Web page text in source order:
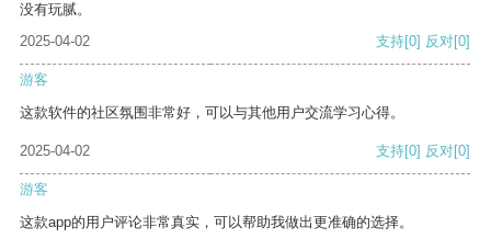
没有玩腻。
2025-04-02
支持[0] 反对[0]
游客
这款软件的社区氛围非常好，可以与其他用户交流学习心得。
2025-04-02 支持[0] 反对[0]
游客
这款app的用户评论非常真实，可以帮助我做出更准确的选择。